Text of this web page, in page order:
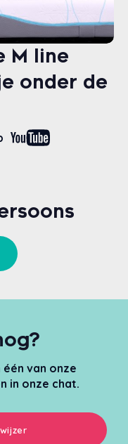
M line
onder de
van onze
in onze chat.